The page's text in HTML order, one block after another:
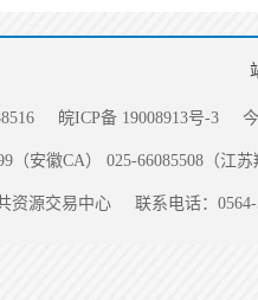
皖ICP备 19008913号-3
（安徽CA） 025-66085508（江
资源交易中心 联系电话：0564-